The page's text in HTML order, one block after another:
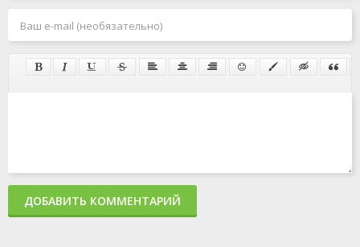
ДОБАВИТЬ КОММЕНТАРИЙ